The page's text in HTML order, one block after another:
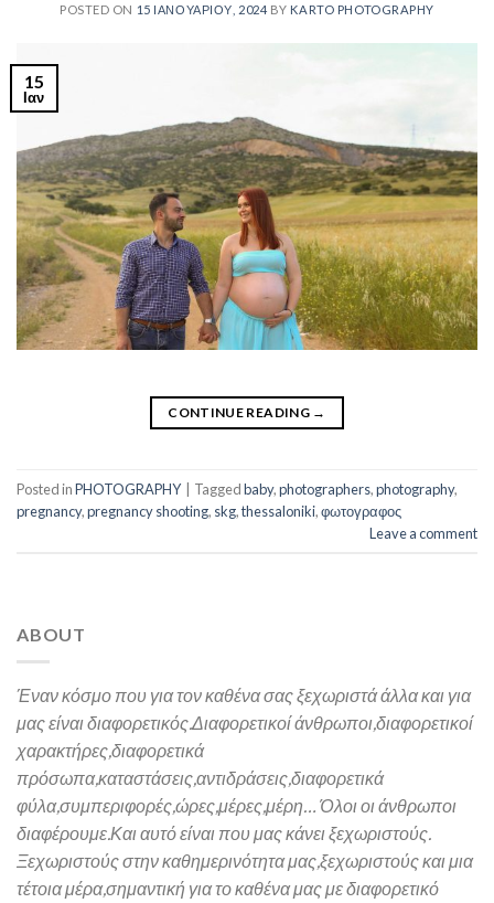
POSTED ON 15 ΙΑΝΟΥΑΡΊΟΥ, 2024 BY KARTO PHOTOGRAPHY
15
Ιαν
CONTINUE READING →
Posted inPHOTOGRAPHY Taggedbaby,photographers,photography,
pregnancy,pregnancy shooting, skg,thessaloniki,φωτογραφος
Leave a comment
ABOUT
Έναν κόσμο που για τον καθένα σας ξεχωριστά άλλα και για
μας είναι διαφορετικός.Διαφορετικοί άνθρωποι,διαφορετικοί
χαρακτήρες,διαφορετικά
πρόσωπα,καταστάσεις,αντιδράσεις,διαφορετικά
φύλα,συμπεριφορές,ώρες,μέρες,μέρη… Όλοι οι άνθρωποι
διαφέρουμε.Και αυτό είναι που μας κάνει ξεχωριστούς.
Ξεχωριστούς στην καθημερινότητα μας,ξεχωριστούς και μια
τέτοια μέρα,σημαντική για το καθένα μαςμε διαφορετικό